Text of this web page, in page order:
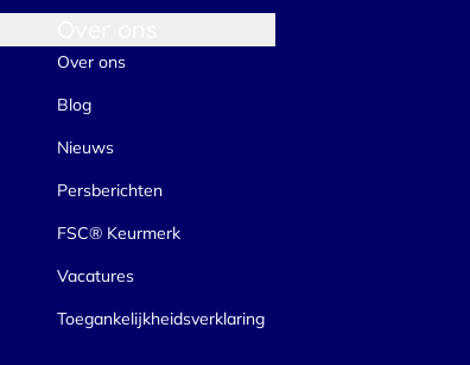
Over ons
Blog
Nieuws
Persberichten
FSC® Keurmerk
Vacatures
Toegankelijkheidsverklaring